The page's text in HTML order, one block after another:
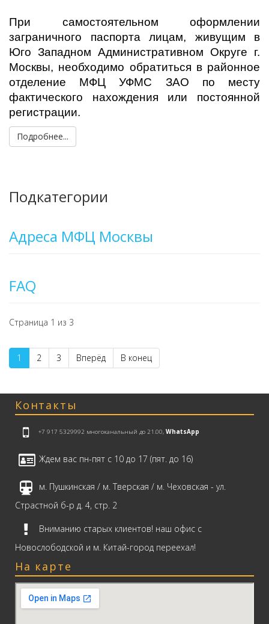
При самостоятельном оформлении
заграничного паспорта лицам, живущим в
Юго Западном Административном Округе г.
Москвы, необходимо обратиться в районное
отделение МФЦ УФМС ЗАО по месту
фактического нахождения или постоянной
регистрации.
Подробнее...
Подкатегории
Адреса МФЦ Москвы
FAQ
Страница 1 из 3
1 2 3 Вперёд В конец
Контакты
+7 917 5329992 многоканальный до 21.00, WhatsApp
Ждем вас пн-пят с 10 до 17 (пят. до 16)
м. Пушкинская / м. Тверская / м. Чеховская - ул.
Страстной б-р д. 4, стр. 2
Вниманию старых клиентов! наш офис с
Новослободской и м. Китай-город переехал!
На карте